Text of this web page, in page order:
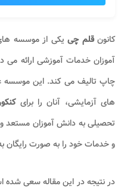
کانونقلم چی یکی از موسسه
آموزان خدمات آموزشی ارائه
چاپ تالیف می کند. این موسسه
های آزمایشی، آنان را برای
تحصیلی به دانش آموزان
و خدمات خود را به صورت رایگان
در نتیجه در این مقاله سعی شده